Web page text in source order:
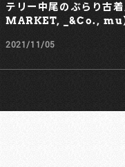
テリー中尾のぶらり古
MARKET, _&Co., mu】
2021/11/05